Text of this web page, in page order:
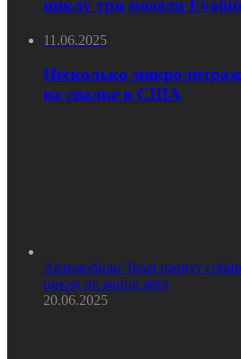
циклу три модели
11.06.2025
Несколько
на свалке в США
Автомобили Tenet начнут
циклу до конца лета
20.06.2025